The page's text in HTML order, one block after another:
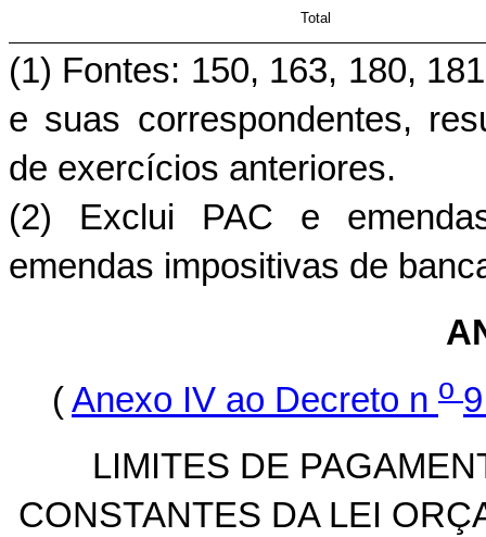
Total
(1) Fontes: 150, 163, 180,
e suas correspondentes,
de exercícios anteriores.
(2) Exclui PAC e
emendas impositivas de
(Anexo IV ao Decreto n o
LIMITES DE
CONSTANTES DA LEI